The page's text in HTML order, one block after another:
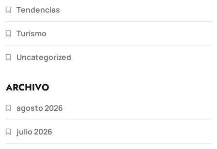
Tendencias
Turismo
Uncategorized
ARCHIVO
agosto 2026
julio 2026